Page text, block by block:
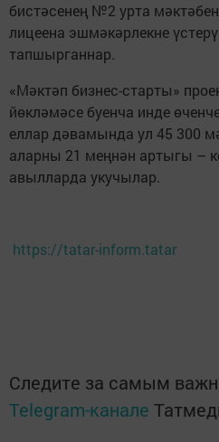
бистәсенең №2 урта
лицеена эшмәкәрлекне
тапшырганнар.
«Мәктәп бизнес-старты»
йөкләмәсе буенча инде
еллар дәвамында ул 45 300
аларны 21 меңнән артыгы –
авылларда укучылар.
https://tatar-inform.tatar
Следите за самым
Telegram-канале